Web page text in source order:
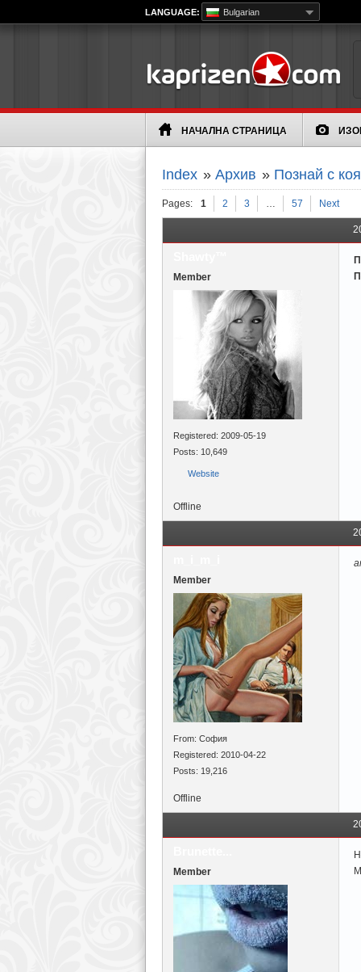
LANGUAGE: Bulgarian
НАЧАЛНА СТРАНИЦА
Index » Архив » Познай с
Pages: 1 2 3 … 57 Next
Member
Registered: 2009-05-19
Posts: 10,649
Website
Offline
Member
From: София
Registered: 2010-04-22
Posts: 19,216
Offline
Member